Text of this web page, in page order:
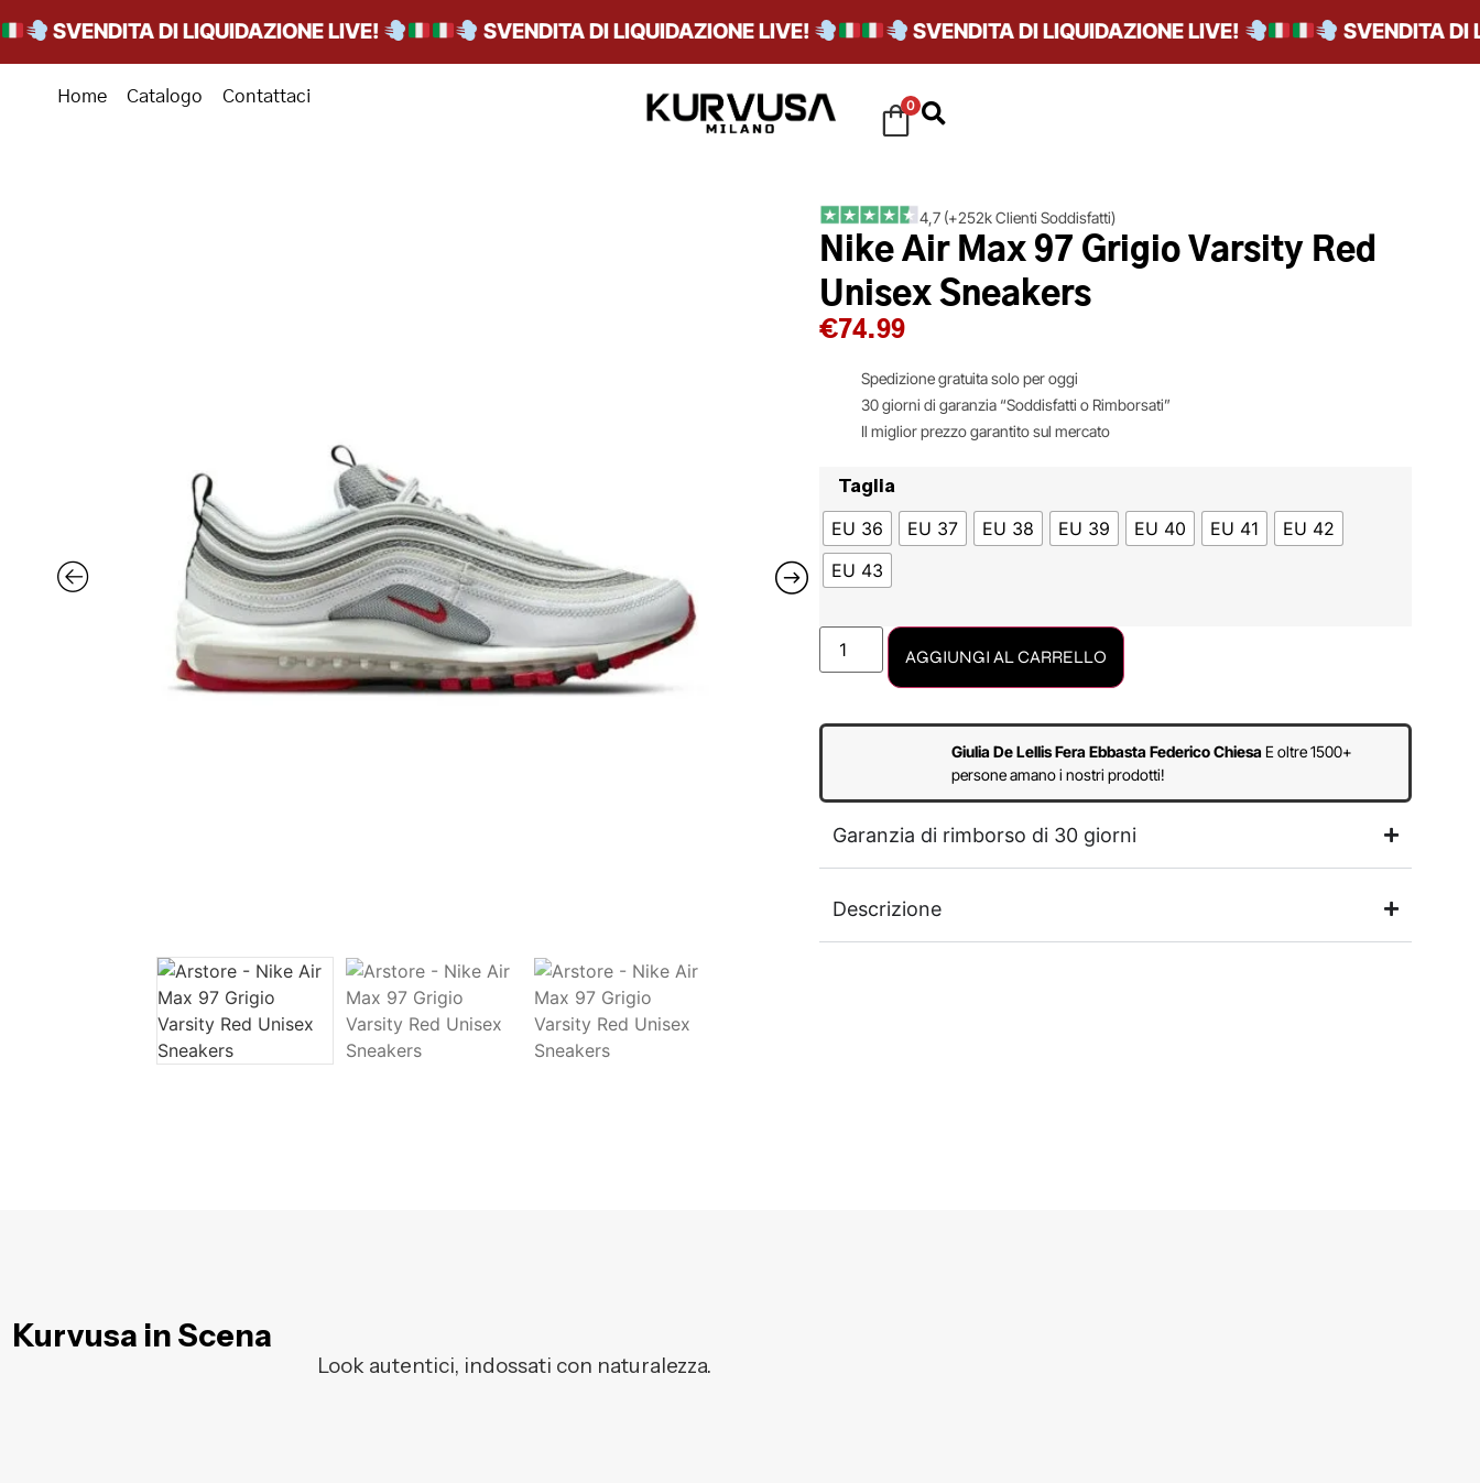
SVENDITA DI LIQUIDAZIONE LIVE! SVENDITA DI LIQUIDAZIONE LIVE! SVENDITA DI LIQUIDAZIONE LIVE! SVENDITA DI
Home Catalogo Contattaci 0
4,7 (+252k Clienti Soddisfatti)
Nike Air Max 97 Grigio Varsity Red
Unisex Sneakers
€74.99
Spedizione gratuita solo per oggi
30 giorni di garanzia “Soddisfatti o Rimborsati”
Il miglior prezzo garantito sul mercato
Taglia
EU 36
EU 37 EU 38 EU 39 EU 40 EU 41
EU 42
EU 43
AGGIUNGI AL CARRELLO
Giulia De Lellis Fera Ebbasta Federico ChiesaE oltre 1500+
persone amano i nostri prodotti!
Garanzia di rimborso di 30 giorni
Descrizione
Kurvusa in Scena
Look autentici, indossati con naturalezza.